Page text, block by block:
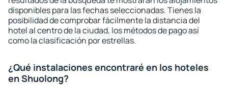
disponibles para las fechas seleccionadas. Tienes la
posibilidad de comprobar fácilmente la distancia del
hotel al centro de la ciudad, los métodos de pago así
como la clasificación por estrellas.
¿Qué instalaciones encontraré en los hoteles
en Shuolong?